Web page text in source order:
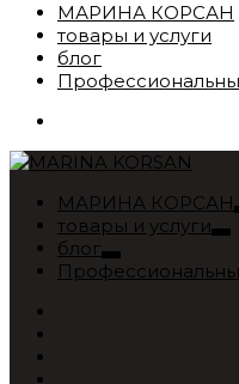
МАРИНА КОРСАН
товары и услуги
блог
МАРИНА КОРСАН
товары и услуги
блог